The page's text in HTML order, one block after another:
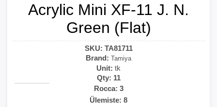
Acrylic Mini XF-11 J. N.
Green (Flat)
SKU: TA81711
Brand: Tamiya
Unit: tk
Qty: 11
Rocca: 3
Ülemiste: 8